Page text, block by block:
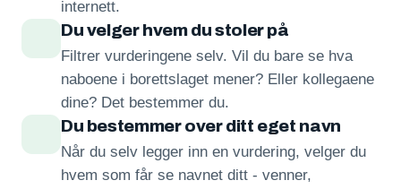
internett.
Du velger hvem du stoler på
Filtrer vurderingene selv. Vil du bare se hva
naboene i borettslaget mener? Eller kollegaene
dine? Det bestemmer du.
Du bestemmer over ditt eget navn
Når du selv legger inn en vurdering, velger du
hvem som får se navnet ditt - venner,